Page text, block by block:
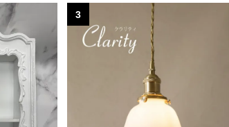
3